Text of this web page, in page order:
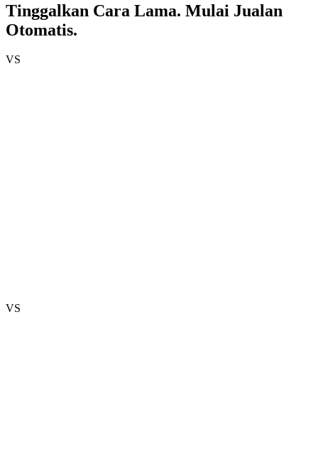
Tinggalkan Cara Lama. Mulai Jualan
Otomatis.
VS
VS